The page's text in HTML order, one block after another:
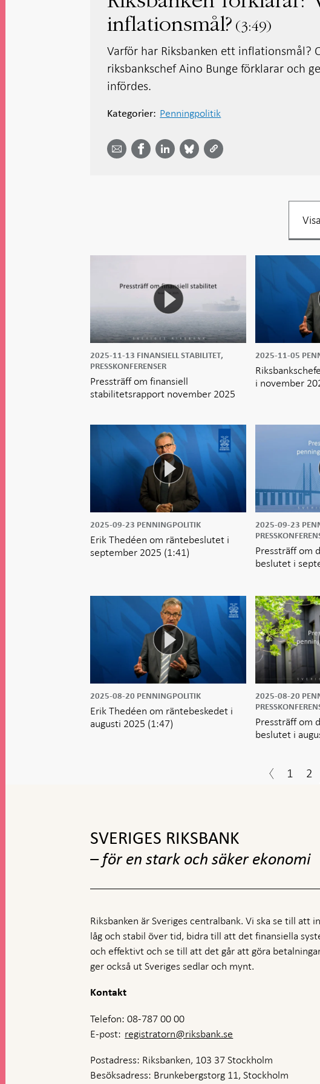
inflationsmål?
3:49
Varför har Riksbanken ett inflationsmål?
riksbankschef Aino Bunge förklarar och
infördes.
Kategorier: Penningpolitik
email -
Dela på
FacebookLinkedIn
-
på
Bluesky
på
Twitter
per
år
2025-11-13 FINANSIELL STABILITET,
PRESSKONFERENSER
Pressträff om finansiell
stabilitetsrapport november 2025
2025-11-05
i november
2025-09-23 PENNINGPOLITIK
Erik Thedéen om räntebeslutet i
september 2025 (1:41)
2025-09-23
Pressträff om
beslutet i
2025-08-20 PENNINGPOLITIK
Erik Thedéen om räntebeskedet i
augusti 2025 (1:47)
2025-08-20
Pressträff om
beslutet i
1 2
SVERIGES RIKSBANK
– för en stark och säker ekonomi
Riksbanken är Sveriges centralbank. Vi ska se till att
låg och stabil över tid, bidra till att det finansiella
och effektivt och se till att det går att göra
ger också ut Sveriges sedlar och mynt.
Kontakt
Telefon: 08-787 00 00
E-post: registratorn@riksbank.se
Postadress: Riksbanken, 103 37 Stockholm
Besöksadress: Brunkebergstorg 11, Stockholm